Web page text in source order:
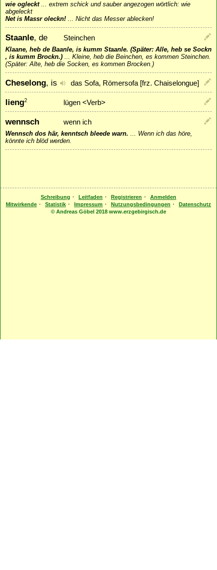
wie ogleckt... extrem schick und sauber angezogen wörtlich: wie
abgeleckt
Net is Massr oleckn! ... Nicht das Messer ablecken!
Staanle, de Steinchen
Klaane, heb de Baanle, is kumm Staanle. (Später: Alle, heb se Sockn
, is kumm Brockn.) ... Kleine, heb die Beinchen, es kommen Steinchen.
(Später: Alte, heb die Socken, es kommen Brocken.)
Cheselong, is das Sofa, Römersofa [frz. Chaiselongue]
lieng2 lügen <Verb>
wennsch wenn ich
Wennsch dos här, kenntsch bleede warn. ... Wenn ich das höre,
könnte ich blöd werden.
Schreibung · Leitfaden · Registrieren ·
Anmelden
Mitwirkende · Statistik · Impressum · Nutzungsbedingungen ·
Datenschutz
© Andreas Göbel 2018 www.erzgebirgisch.de